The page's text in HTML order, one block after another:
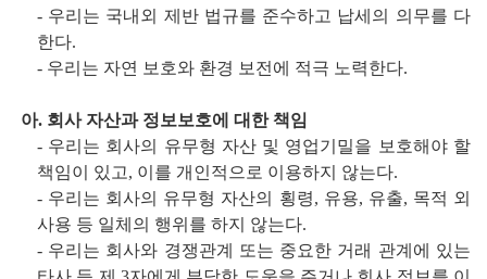
- 우리는 국내외 제반 법규를 준수하고 납세의 의무를 다
한다.
- 우리는 자연 보호와 환경 보전에 적극 노력한다.
아. 회사 자산과 정보보호에 대한 책임
- 우리는 회사의 유무형 자산 및 영업기밀을 보호해야 할
책임이 있고, 이를 개인적으로 이용하지 않는다.
- 우리는 회사의 유무형 자산의 횡령, 유용, 유출, 목적 외
사용 등 일체의 행위를 하지 않는다.
- 우리는 회사와 경쟁관계 또는 중요한 거래 관계에 있는